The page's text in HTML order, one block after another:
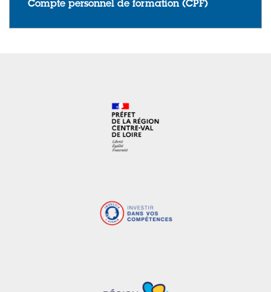
Compte personnel de formation (CPF)